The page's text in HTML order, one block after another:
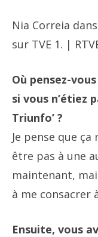
Nia Correia
sur TVE 1. |
Où pensez-
si vous n’étiez
Triunfo’ ?
Je pense que
être pas à une
maintenant,
à me consacrer
Ensuite, vous